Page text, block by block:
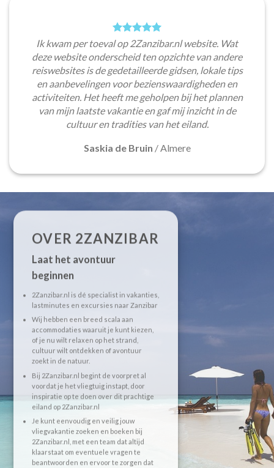
Ik kwam per toeval op 2Zanzibar.nl website. Wat
deze website onderscheid ten opzichte van andere
reiswebsites is de gedetailleerde gidsen, lokale tips
en aanbevelingen voor bezienswaardigheden en
activiteiten. Het heeft me geholpen bij het plannen
van mijn laatste vakantie en gaf mij inzicht in de
cultuur en tradities van het eiland.
Saskia de Bruin /Almere
OVER 2ZANZIBAR
Laat het avontuur
beginnen
2Zanzibar.nl is dé specialist in vakanties,
lastminutes en excursies naar Zanzibar
Wij hebben een breed scala aan
accommodaties waaruit je kunt kiezen,
of je nu wilt relaxen op het strand,
cultuur wilt ontdekken of avontuur
zoekt in de natuur.
Bij 2Zanzibar.nl begint de voorpret al
voordat je het vliegtuig instapt, door
inspiratie op te doen over dit prachtige
eiland op 2Zanzibar.nl
Je kunt eenvoudig en veilig jouw
vliegvakantie zoeken en boeken bij
2Zanzibar.nl, met een team dat altijd
klaarstaat om eventuele vragen te
beantwoorden en ervoor te zorgen dat